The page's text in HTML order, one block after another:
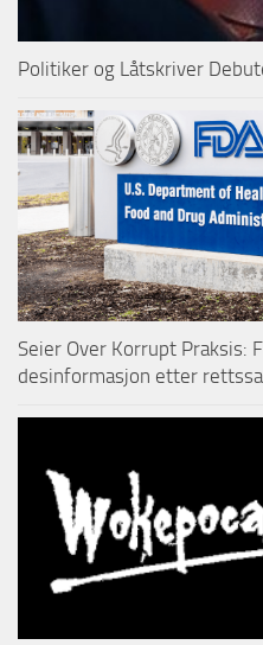
Politiker og Låtskriver
Seier Over Korrupt Praksis:
desinformasjon etter